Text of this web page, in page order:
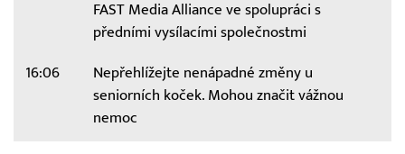
FAST Media Alliance ve spolupráci s
předními vysílacími společnostmi
16:06
Nepřehlížejte nenápadné změny u
seniorních koček. Mohou značit vážnou
nemoc